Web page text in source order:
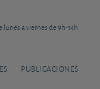
lunes a viernes de 9h-14h
PUBLICACIONES